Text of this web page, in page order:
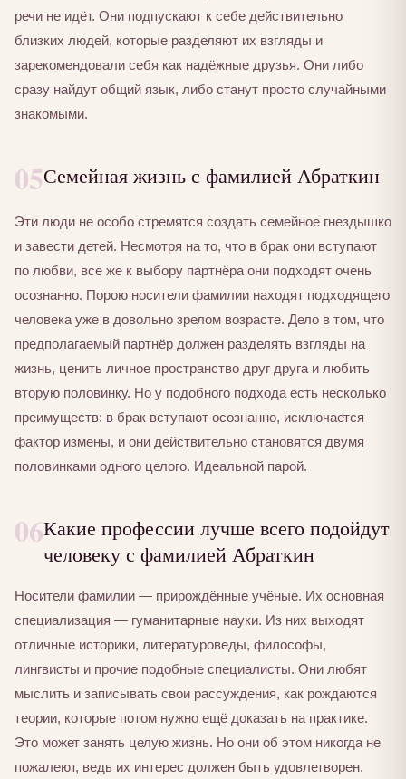
речи не идёт. Они подпускают к себе действительно
близких людей, которые разделяют их взгляды и
зарекомендовали себя как надёжные друзья. Они либо
сразу найдут общий язык, либо станут просто случайными
знакомыми.
05Семейная жизнь с фамилией Абраткин
Эти люди не особо стремятся создать семейное гнездышко
и завести детей. Несмотря на то, что в брак они вступают
по любви, все же к выбору партнёра они подходят очень
осознанно. Порою носители фамилии находят подходящего
человека уже в довольно зрелом возрасте. Дело в том, что
предполагаемый партнёр должен разделять взгляды на
жизнь, ценить личное пространство друг друга и любить
вторую половинку. Но у подобного подхода есть несколько
преимуществ: в брак вступают осознанно, исключается
фактор измены, и они действительно становятся двумя
половинками одного целого. Идеальной парой.
06Какие профессии лучше всего подойдут
человеку с фамилией Абраткин
Носители фамилии — прирождённые учёные. Их основная
специализация — гуманитарные науки. Из них выходят
отличные историки, литературоведы, философы,
лингвисты и прочие подобные специалисты. Они любят
мыслить и записывать свои рассуждения, как рождаются
теории, которые потом нужно ещё доказать на практике.
Это может занять целую жизнь. Но они об этом никогда не
пожалеют, ведь их интерес должен быть удовлетворен.